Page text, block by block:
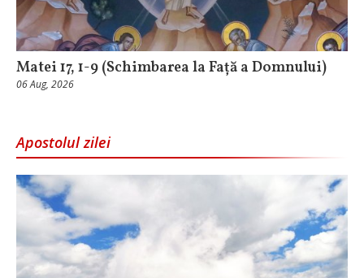
Matei 17, 1-9 (Schimbarea la Față a Domnului)
06 Aug, 2026
Apostolul zilei